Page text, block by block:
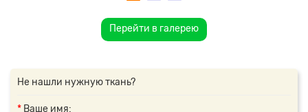
Перейти в галерею
Не нашли нужную ткань?
Ваше имя: